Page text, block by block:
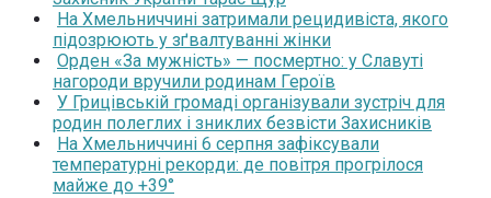
На Хмельниччині затримали рецидивіста, якого
підозрюють у зґвалтуванні жінки
Орден «За мужність» — посмертно: у Славуті
нагороди вручили родинам Героїв
У Грицівській громаді організували зустріч для
родин полеглих і зниклих безвісти Захисників
На Хмельниччині 6 серпня зафіксували
температурні рекорди: де повітря прогрілося
майже до +39°